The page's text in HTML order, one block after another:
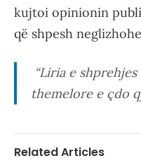
kujtoi opinionin
që shpesh
“Liria e
themelore e çdo
Related Articles